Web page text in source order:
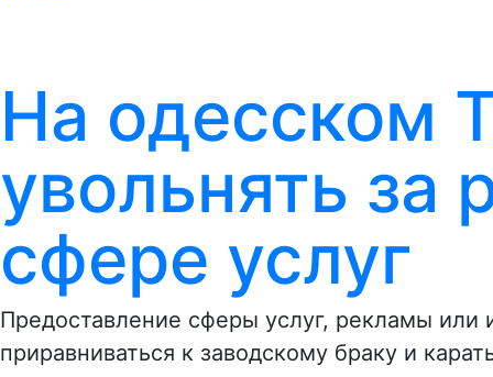
На одесском
увольнять за
сфере услуг
Предоставление сферы услуг, рекламы
приравниваться к заводскому браку и